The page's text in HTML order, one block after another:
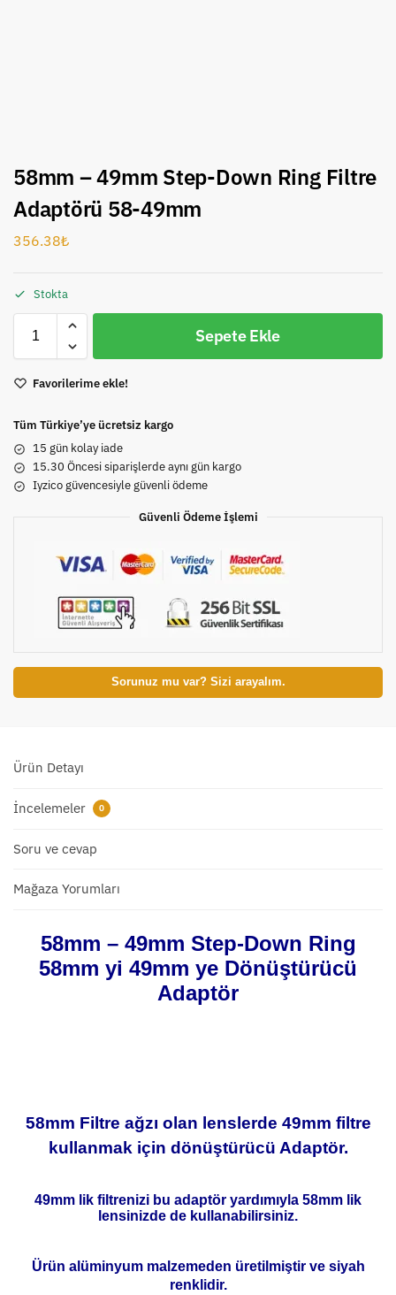
58mm – 49mm Step-Down Ring Filtre
Adaptörü 58-49mm
356.38₺
Stokta
Sepete Ekle
Favorilerime ekle!
Tüm Türkiye’ye ücretsiz kargo
15 gün kolay iade
15.30 Öncesi siparişlerde aynı gün kargo
Iyzico güvencesiyle güvenli ödeme
Güvenli Ödeme İşlemi
Sorunuz mu var? Sizi arayalım.
Ürün Detayı
İncelemeler 0
Soru ve cevap
Mağaza Yorumları
58mm – 49mm Step-Down Ring
58mm yi 49mm ye Dönüştürücü
Adaptör
58mm Filtre ağzı olan lenslerde 49mm filtre
kullanmak için dönüştürücü Adaptör.
49mm lik filtrenizi bu adaptör yardımıyla 58mm lik
lensinizde de kullanabilirsiniz.
Ürün alüminyum malzemeden üretilmiştir ve siyah
renklidir.